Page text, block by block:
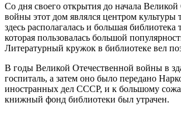
Со дня своего открытия до начала Великой
войны этот дом являлся центром культуры
здесь располагалась и большая
которая пользовалась большой
Литературный кружок в библиотеке вел
В годы Великой Отечественной войны в
госпиталь, а затем оно было передано
иностранных дел СССР, и к большому
книжный фонд библиотеки был утрачен.